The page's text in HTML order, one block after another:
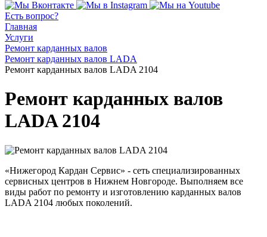
Есть вопрос?
Главная
Услуги
Ремонт карданных валов
Ремонт карданных валов LADA
Ремонт карданных валов LADA 2104
Ремонт карданных валов
LADA 2104
«Нижегород Кардан Сервис» - сеть специализированных
сервисных центров в Нижнем Новгороде. Выполняем все
виды работ по ремонту и изготовлению карданных валов
LADA 2104 любых поколений.